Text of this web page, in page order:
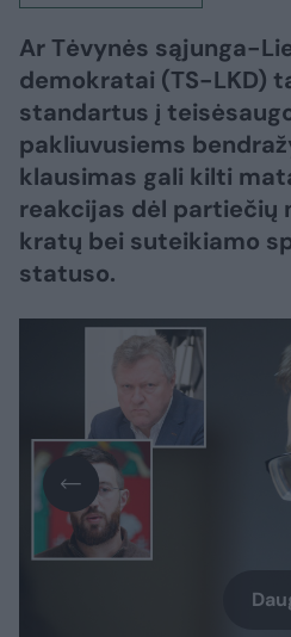
Ar Tėvynės sąjunga-
demokratai (TS-LKD)
standartus į
pakliuvusiems
klausimas gali kilti
reakcijas dėl partiečių
kratų bei suteikiamo
statuso.